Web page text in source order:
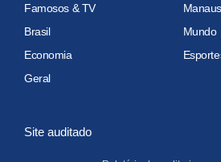
Famosos & TV
Manaus
Brasil
Mundo
Economia
Geral
Site auditado